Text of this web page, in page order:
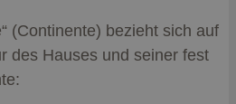
(Continente) bezieht sich auf
des Hauses und seiner fest